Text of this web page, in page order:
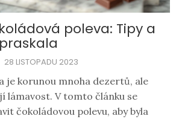
poleva: Tipy a
28 LISTOPADU 2023
je korunou mnoha dezertů, ale
lámavost. V tomto článku se
čokoládovou polevu, aby byla